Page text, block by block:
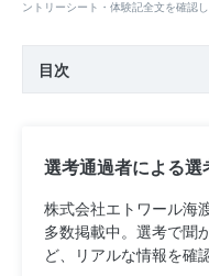
ントリーシート・体験記全文を確認
目次
選考通過者による選
株式会社エトワール海
多数掲載中。選考で聞
ど、リアルな情報を確